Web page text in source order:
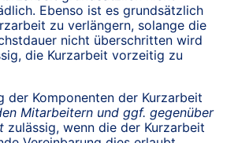
Ebenso ist es grundsätzlich
zu verlängern, solange die
nicht überschritten wird
die Kurzarbeit vorzeitig zu
der Komponenten der Kurzarbeit
Mitarbeitern und ggf. gegenüber
zulässig, wenn die der Kurzarbeit